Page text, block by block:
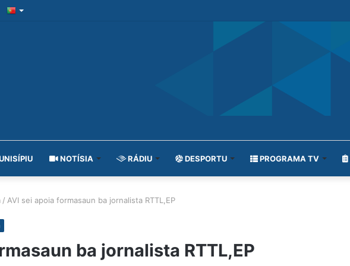
NOTÍSIA RÁDIU DESPORTU PROGRAMA TV
/ AVI sei apoia formasaun ba jornalista RTTL,EP
ba jornalista RTTL,EP